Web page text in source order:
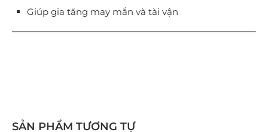
Giúp gia tăng may mắn và tài vận
SẢN PHẨM TƯƠNG TỰ